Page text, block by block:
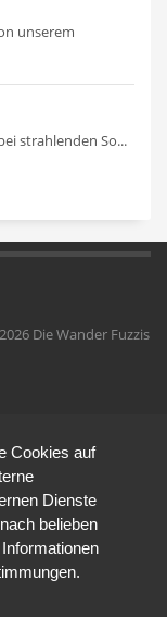
unserem
strahlenden So...
Die Wander Fuzzis
Cookies auf
Dienste
belieben